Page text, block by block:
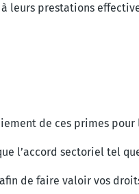
leurs prestations
de ces primes pour
l’accord sectoriel tel
de faire valoir vos